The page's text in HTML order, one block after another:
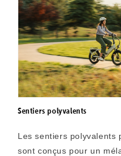
Sentiers polyvalents
Les sentiers polyvalents
sont conçus pour un